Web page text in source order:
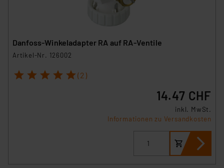
Danfoss-Winkeladapter RA auf RA-Ventile
Artikel-Nr. 126002
1 2 3 4 5 (2)
14.47 CHF
inkl. MwSt.
Informationen zu Versandkosten